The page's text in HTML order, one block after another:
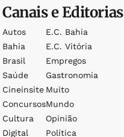
Canais e Editorias
Autos
Bahia
Brasil
Saúde
Cineinsite
Concursos
Cultura
Digital
E.c. Bahia
E.c. Vitória
Empregos
Gastronomia
Muito
Mundo
Opinião
Política